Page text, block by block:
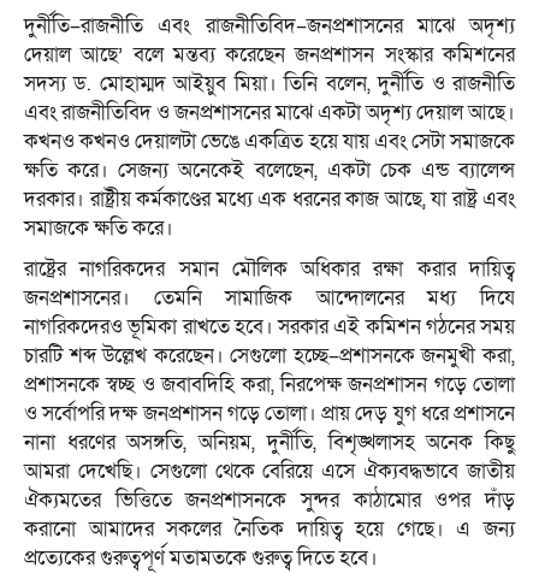
দুর্নীতি–রাজনীতি এবং রাজনীতিবিদ–জনপ্রশাসনের মাঝে অদৃশ্য
দেয়াল আছে’ বলে মন্তব্য করেছেন জনপ্রশাসন সংস্কার কমিশনের
সদস্য ড. মোহাম্মদ আইয়ুব মিয়া। তিনি বলেন, দুর্নীতি ও রাজনীতি
এবং রাজনীতিবিদ ও জনপ্রশাসনের মাঝে একটা অদৃশ্য দেয়াল আছে।
কখনও কখনও দেয়ালটা ভেঙে একত্রিত হয়ে যায় এবং সেটা সমাজকে
ক্ষতি করে। সেজন্য অনেকেই বলেছেন, একটা চেক এন্ড ব্যালেন্স
দরকার। রাষ্ট্রীয় কর্মকাণ্ডের মধ্যে এক ধরনের কাজ আছে, যা রাষ্ট্র এবং
সমাজকে ক্ষতি করে।
রাষ্ট্রের নাগরিকদের সমান মৌলিক অধিকার রক্ষা করার দায়িত্ব
জনপ্রশাসনের। তেমনি সামাজিক আন্দোলনের মধ্য দিযে
নাগরিকদেরও ভূমিকা রাখতে হবে। সরকার এই কমিশন গঠনের সময়
চারটি শব্দ উল্লেখ করেছেন। সেগুলো হচ্ছে–প্রশাসনকে জনমুখী করা,
প্রশাসনকে স্বচ্ছ ও জবাবদিহি করা, নিরপেক্ষ জনপ্রশাসন গড়ে তোলা
ও সর্বোপরি দক্ষ জনপ্রশাসন গড়ে তোলা। প্রায় দেড় যুগ ধরে প্রশাসনে
নানা ধরণের অসঙ্গতি, অনিয়ম, দুর্নীতি, বিশৃঙ্খলাসহ অনেক কিছু
আমরা দেখেছি। সেগুলো থেকে বেরিয়ে এসে ঐক্যবদ্ধভাবে জাতীয়
ঐক্যমতের ভিত্তিতে জনপ্রশাসনকে সুন্দর কাঠামোর ওপর দাঁড়
করানো আমাদের সকলের নৈতিক দায়িত্ব হয়ে গেছে। এ জন্য
প্রত্যেকের গুরুত্বপূর্ণ মতামতকে গুরুত্ব দিতে হবে।